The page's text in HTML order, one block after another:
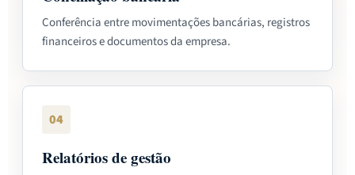
Conferência entre movimentações bancárias, registros
financeiros e documentos da empresa.
04
Relatórios de gestão